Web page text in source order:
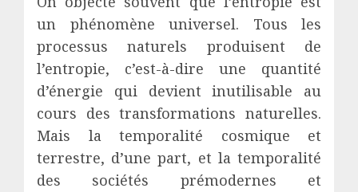
un phénomène universel. Tous les
processus naturels produisent de
l’entropie, c’est-à-dire une quantité
d’énergie qui devient inutilisable au
cours des transformations naturelles.
Mais la temporalité cosmique et
terrestre, d’une part, et la temporalité
des sociétés prémodernes et